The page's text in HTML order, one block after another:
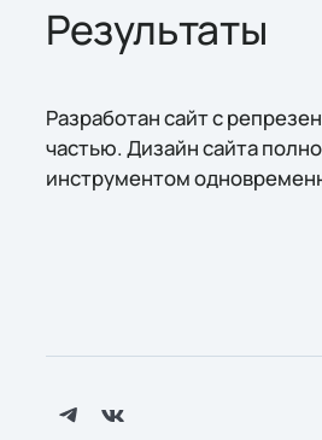
Результаты
Разработан сайт с
частью. Дизайн сайта
инструментом